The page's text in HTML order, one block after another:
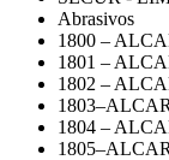
Abrasivos
1800 –
1801 –
1802 –
1804 –